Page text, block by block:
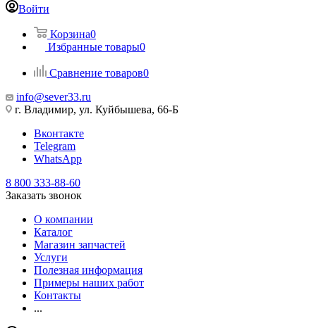
Войти
Корзина0
Избранные товары0
Сравнение товаров0
info@sever33.ru
г. Владимир, ул. Куйбышева, 66-Б
Вконтакте
Telegram
WhatsApp
8 800 333-88-60
Заказать звонок
О компании
Каталог
Магазин запчастей
Услуги
Полезная информация
Примеры наших работ
Контакты
...